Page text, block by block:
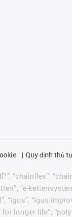
Quy định thủ
“chainflex”,
“e-
“igus”, “igus
longer life”,